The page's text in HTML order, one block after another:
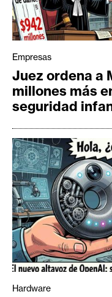
Empresas
Juez ordena a
millones más
seguridad
Hardware